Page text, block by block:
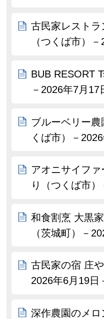
古民家レスト
（つくば市）
BUB RESORT
－2026年7月17
ブルーベリー
くば市）－
アオニサイフ
り（つくば市
和食割烹 大黒
（茨城町）－
古民家の宿 庄
2026年6月19日
深作農園のメロ